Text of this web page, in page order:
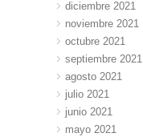
diciembre 2021
noviembre 2021
octubre 2021
septiembre 2021
agosto 2021
julio 2021
junio 2021
mayo 2021